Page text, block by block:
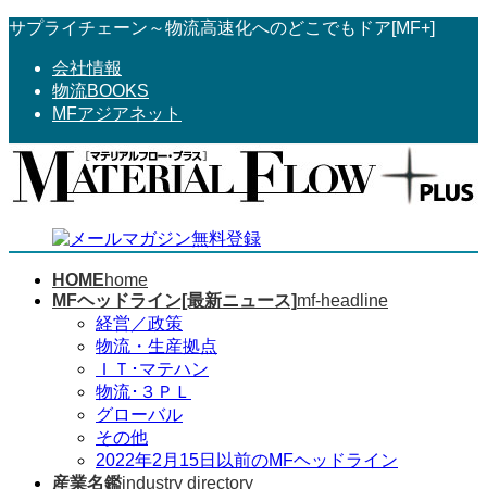
コ
へ
ス
ナ
ョ
ン
サプライチェーン～物流高速化へのどこでもドア[MF+]
会社情報
物流BOOKS
MFアジアネット
HOMEhome
MFヘッドライン[最新ニュース]mf-headline
経営／政策
物流・生産拠点
ＩＴ･マテハン
物流･３ＰＬ
グローバル
その他
2022年2月15日以前のMFヘッドライン
産業名鑑industry directory